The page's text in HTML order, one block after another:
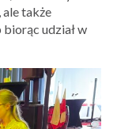
także
udział w